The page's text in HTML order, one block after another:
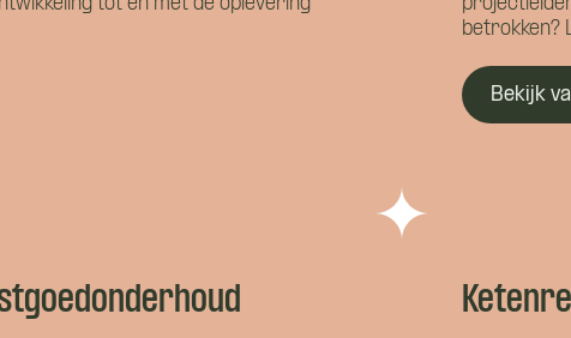
tot en met de oplevering
betrokken?
Bekijk
Wie ben je?
Hoe kunnen we je bereiken?*
Wat is je telefoonnummer?*